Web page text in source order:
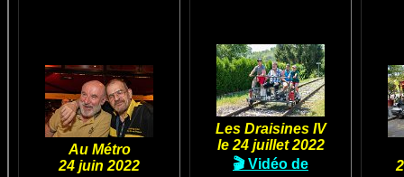
Au Métro
24 juin 2022
Les Draisines IV
le 24 juillet 2022
🎬 Vidéo de